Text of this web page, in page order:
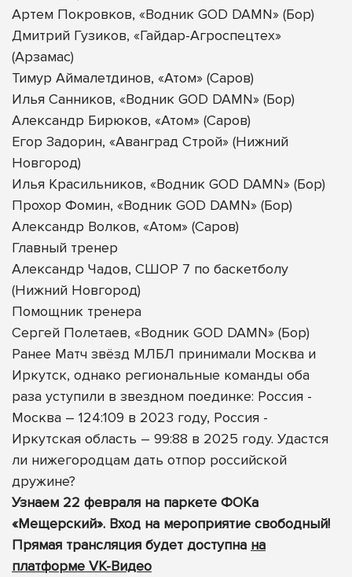
Артем Покровков, «Водник GOD DAMN» (Бор)
Дмитрий Гузиков, «Гайдар-Агроспецтех»
(Арзамас)
Тимур Аймалетдинов, «Атом» (Саров)
Илья Санников, «Водник GOD DAMN» (Бор)
Александр Бирюков, «Атом» (Саров)
Егор Задорин, «Аванград Строй» (Нижний
Новгород)
Илья Красильников, «Водник GOD DAMN» (Бор)
Прохор Фомин, «Водник GOD DAMN» (Бор)
Александр Волков, «Атом» (Саров)
Главный тренер
Александр Чадов, СШОР 7 по баскетболу
(Нижний Новгород)
Помощник тренера
Сергей Полетаев, «Водник GOD DAMN» (Бор)
Ранее Матч звёзд МЛБЛ принимали Москва и
Иркутск, однако региональные команды оба
раза уступили в звездном поединке: Россия -
Москва – 124:109 в 2023 году, Россия -
Иркутская область – 99:88 в 2025 году. Удастся
ли нижегородцам дать отпор российской
дружине?
Узнаем 22 февраля на паркете ФОКа
«Мещерский». Вход на мероприятие свободный!
Прямая трансляция будет доступна на
платформе VK-Видео